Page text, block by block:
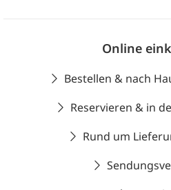
Online
Bestellen & nach
Reservieren & in
Rund um